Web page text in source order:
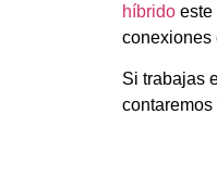
híbrido este
conexiones
Si trabajas